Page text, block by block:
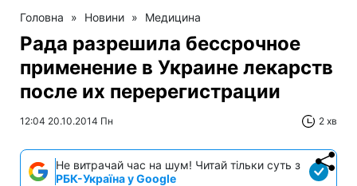
Головна » Новини » Медицина
Рада разрешила бессрочное
применение в Украине лекарств
после их перерегистрации
12:04 20.10.2014 Пн 2 хв
Не витрачай час на шум! Читай тільки суть з
РБК-Україна у Google